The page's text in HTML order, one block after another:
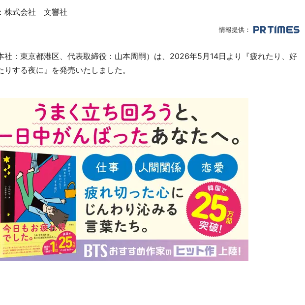
株式会社 文響社
情報提供：
社：東京都港区、代表取締役：山本周嗣）は、2026年5月14日より『疲れたり、好
りする夜に』を発売いたしました。